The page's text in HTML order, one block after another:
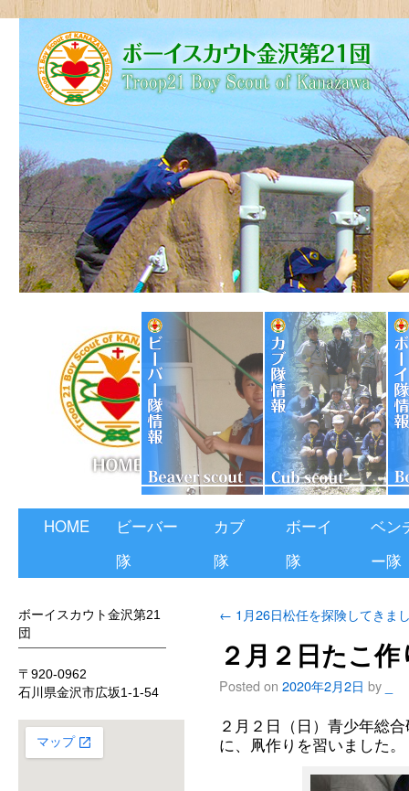
HOME
ビーバー
隊
カブ
隊
ボーイ
隊
ベン
ー隊
ボーイスカウト金沢第21
団
〒920-0962
石川県金沢市広坂1-1-54
← 1月26日松任を探険してきま
２月２日たこ作
Posted on 2020年2月2日 by
２月２日（日）青少年総
に、凧作りを習いました。